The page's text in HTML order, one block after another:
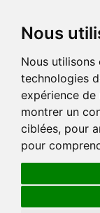
Nous
Nous
technologies
expérience
montrer un
ciblées, pour
pour